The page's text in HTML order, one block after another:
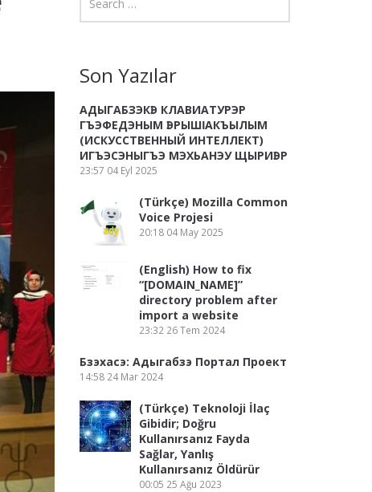
Son Yazılar
АДЫГАБЗЭКӀЭ КЛАВИАТУРЭР
ГЪЭФЕДЭНЫМ ӀЭРЫШӀ АКЪЫЛЫМ
(ИСКУССТВЕННЫЙ ИНТЕЛЛЕКТ)
ИГЪЭСЭНЫГЪЭ МЭХЬАНЭУ ЩЫРИӀЭР
23:57 04 Eyl 2025
(Türkçe) Mozilla Common
Voice Projesi
20:18 04 May 2025
(English) How to fix
“[DOMAIN_NAME]”
directory problem after
import a website
23:32 26 Tem 2024
Бзэхасэ: Адыгабзэ Портал Проект
14:58 24 Mar 2024
(Türkçe) Teknoloji İlaç
Gibidir; Doğru
Kullanırsanız Fayda
Sağlar, Yanlış
Kullanırsanız Öldürür
00:05 25 Ağu 2023